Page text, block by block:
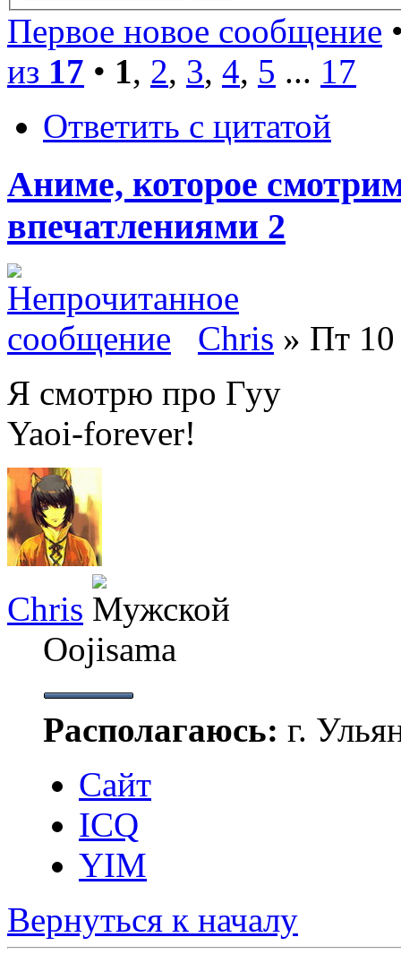
Первое новое сообщение
из 17 • 1, 2, 3, 4, 5 ... 17
Ответить с цитатой
Аниме, которое
впечатлениями 2
Chris » Пт
Я смотрю про Гуу
Yaoi-forever!
Chris
Oojisama
Располагаюсь: г.
Сайт
ICQ
YIM
Вернуться к началу